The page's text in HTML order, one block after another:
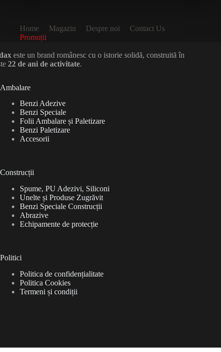
Home Magazin Despre noi
Contact Us
Promoții
este un brand românesc cu o istorie solidă, construită în
22 de ani de activitate.
Ambalare
Benzi Adezive
Benzi Speciale
Folii Ambalare și Paletizare
Benzi Paletizare
Accesorii
Construcții
Spume, PU Adezivi, Siliconi
Unelte și Produse Zugrăvit
Benzi Speciale Construcții
Abrazive
Echipamente de protecție
Politici
Politica de confidențialitate
Politica Cookies
Termeni și condiții